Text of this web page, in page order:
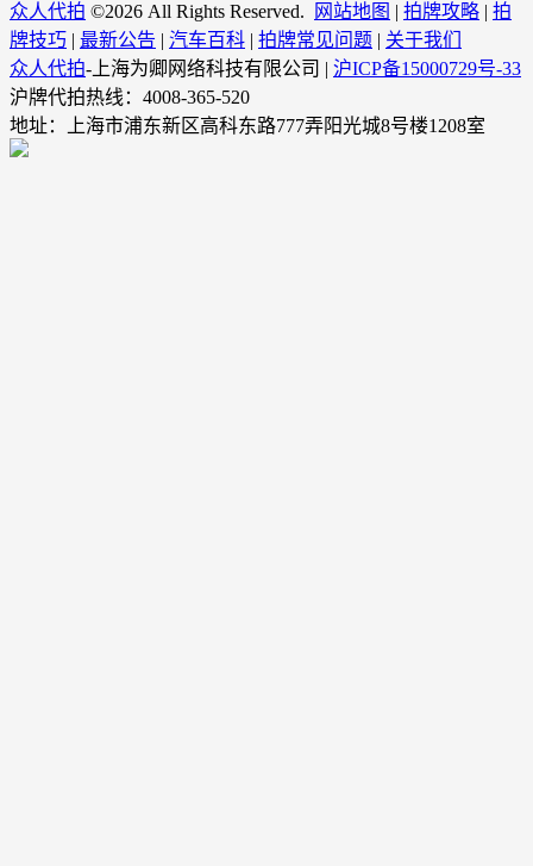
众人代拍 ©2026 All Rights Reserved. 网站地图 | 拍牌攻略 | 拍
牌技巧 | 最新公告 | 汽车百科 | 拍牌常见问题 | 关于我们
众人代拍-上海为卿网络科技有限公司 | 沪ICP备15000729号-33
沪牌代拍热线：4008-365-520
地址：上海市浦东新区高科东路777弄阳光城8号楼1208室